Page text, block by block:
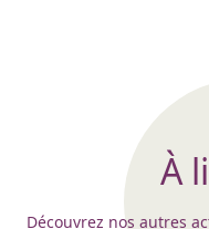
À
Découvrez nos autres